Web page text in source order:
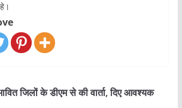
जिलों के डीएम से की वार्ता, दिए आवश्यक